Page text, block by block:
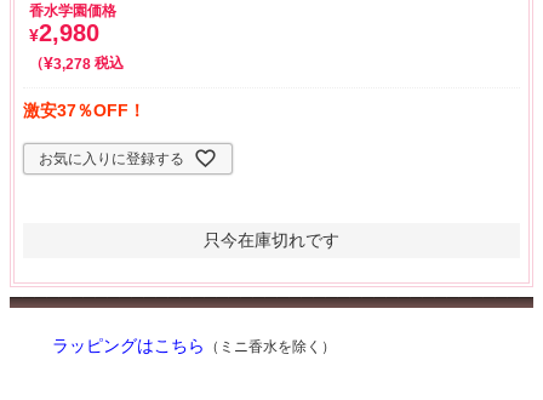
香水学園価格
¥2,980
¥3,278 税込
激安37％OFF！
お気に入りに登録する
只今在庫切れです
ラッピングはこちら （ミニ香水を除く）